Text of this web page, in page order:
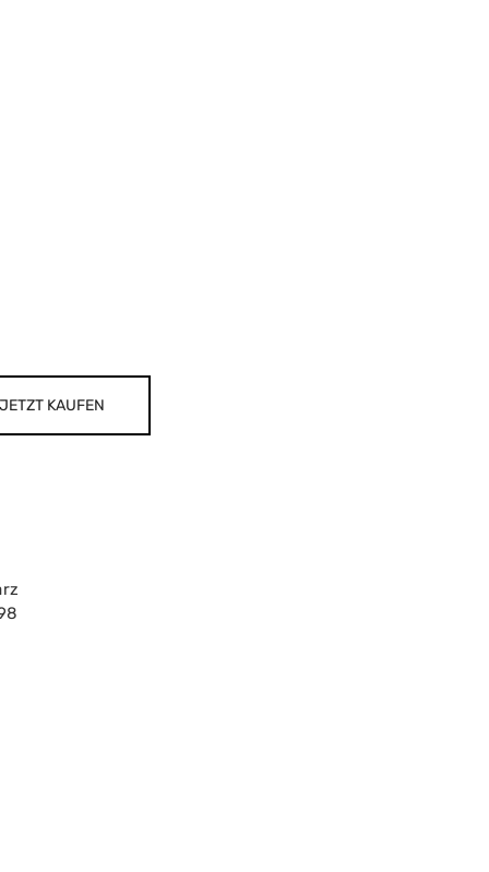
KAUFEN